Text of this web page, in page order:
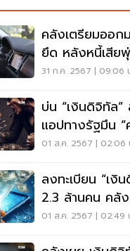
คลังเตรียมออก
ยึด หลังหนี้เสีย
31 ก.ค. 2567 | 09:06
บ่น “เงินดิจิทัล”
แอปทางรัฐมึน
บ่าย 2 โมงนี้
01 ส.ค. 2567 | 02:06
ลงทะเบียน “เงิ
2.3 ล้านคน คลั
อืด
01 ส.ค. 2567 | 02:49